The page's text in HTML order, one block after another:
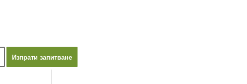
Изпрати запитване